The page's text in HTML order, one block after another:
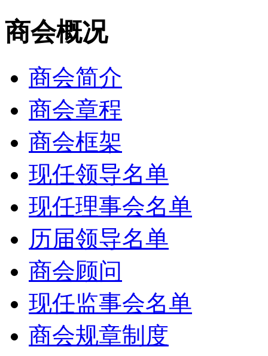
商会概况
商会简介
商会章程
商会框架
现任领导名单
现任理事会名单
历届领导名单
商会顾问
现任监事会名单
商会规章制度